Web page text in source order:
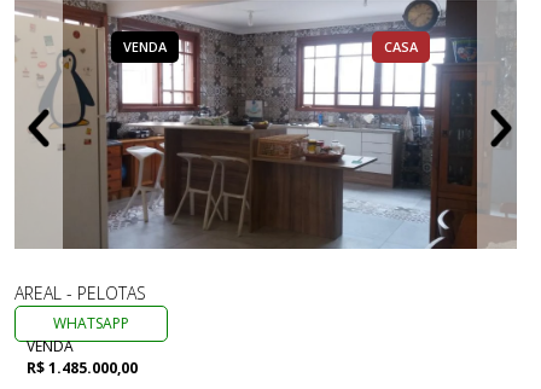
VENDA CASA
AREAL - PELOTAS
WHATSAPP
VENDA
R$ 1.485.000,00